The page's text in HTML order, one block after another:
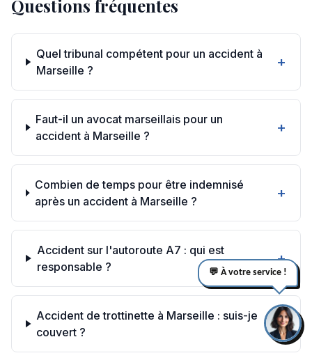
Questions fréquentes
Quel tribunal compétent pour un accident à
Marseille ?
+
Faut-il un avocat marseillais pour un
accident à Marseille ?
+
Combien de temps pour être indemnisé
après un accident à Marseille ?
+
Accident sur l'autoroute A7 : qui est
responsable ?
+
Accident de trottinette à Marseille : suis-je
couvert ?
+
💬 À votre service !